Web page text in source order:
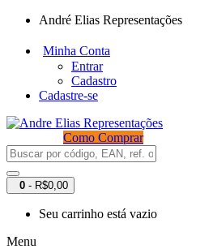
André Elias Representações
Minha Conta
Entrar
Cadastro
Cadastre-se
Como Comprar
0 - R$0,00
Seu carrinho está vazio
Menu